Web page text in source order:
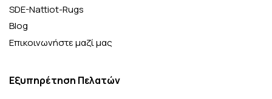
SDE-Nattiot-Rugs
Blog
Επικοινωνήστε μαζί μας
Εξυπηρέτηση Πελατών